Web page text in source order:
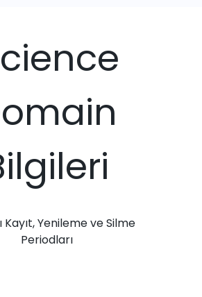
Kayıt, Yenileme ve Silme
Periodları